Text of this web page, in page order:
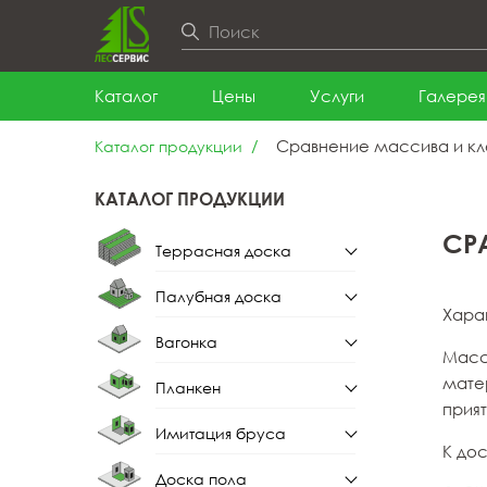
Каталог Цены Услуги Галерея
Каталог продукции Сравнение массива и
КАТАЛОГ ПРОДУКЦИИ
Террасная доска
Террасная доска из
лиственницы
Палубная доска
Палубная доска из
лиственницы
Вагонка
Вагонка штиль
лиственницы
Планкен
Планкен прямой
Имитация бруса
Доска пола
К